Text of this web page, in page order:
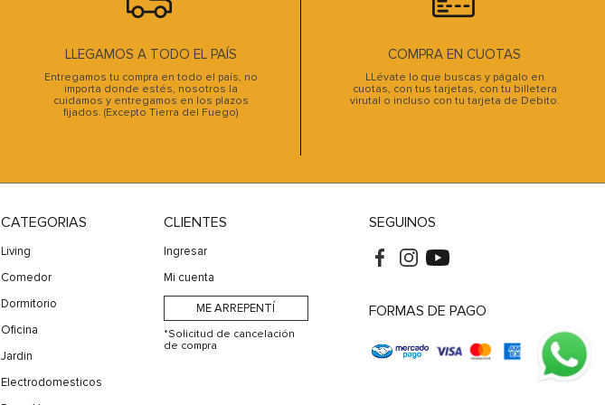
LLEGAMOS A TODO EL PAÍS
Entregamos tu compra en todo el país, no
importa donde estés, nosotros la
cuidamos y entregamos en los plazos
fijados. (Excepto Tierra del Fuego)
COMPRA EN CUOTAS
LLévate lo que buscas y págalo en
cuotas, con tus tarjetas, con tu billetera
virutal o incluso con tu tarjeta de Debito.
CATEGORIAS
Living
Comedor
Dormitorio
Oficina
Jardin
Electrodomesticos
CLIENTES
Ingresar
Mi cuenta
ME ARREPENTÍ
*Solicitud de cancelación
de compra
SEGUINOS
FORMAS DE PAGO